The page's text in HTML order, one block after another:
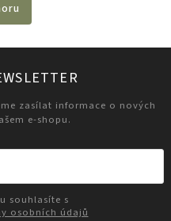
zasílat informace o nových
e-shopu.
osobních údajů